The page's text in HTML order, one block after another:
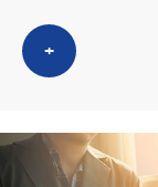
l
a
r
c
a
d
o
A
d
o
+